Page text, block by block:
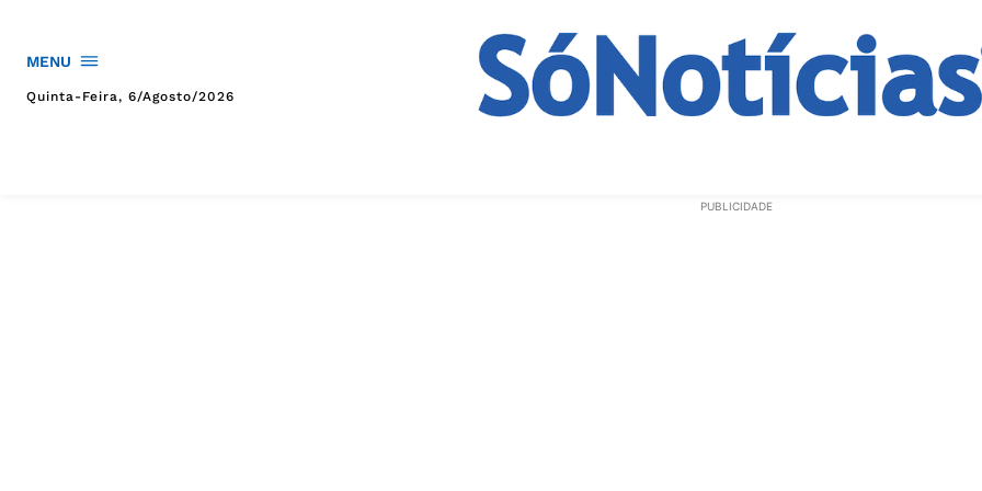
MENU
Quinta-Feira, 6/agosto/2026
PUBLICIDADE